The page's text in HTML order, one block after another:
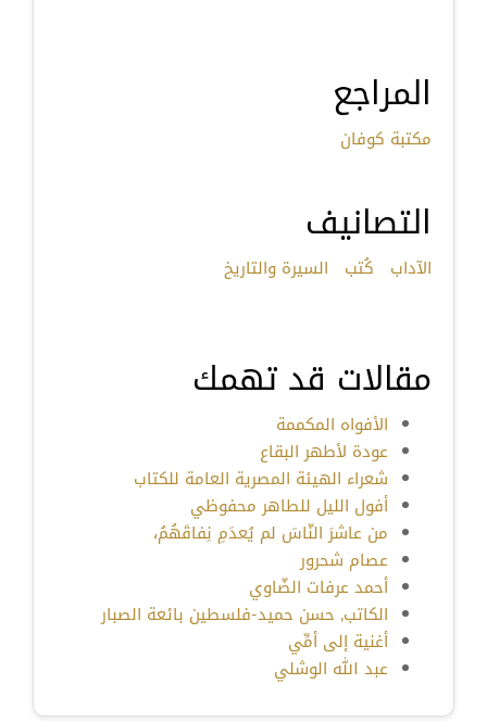
المراجع
مكتبة كوفان
التصانيف
الآداب كُتب السيرة والتاريخ
مقالات قد تهمك
الأفواه المكممة
عودة لأطهر البقاع
شعراء الهيئة المصرية العامة للكتاب
أفول الليل للطاهر محفوظي
من عاشرَ النّاسَ لم يُعدَمِ نِفاقَهُمُ،
عصام شحرور
أحمد عرفات الضّاوي
الكاتب, حسن حميد-فلسطين بائعة الصبار
أغنية إلى أمِّي
عبد الله الوشلي